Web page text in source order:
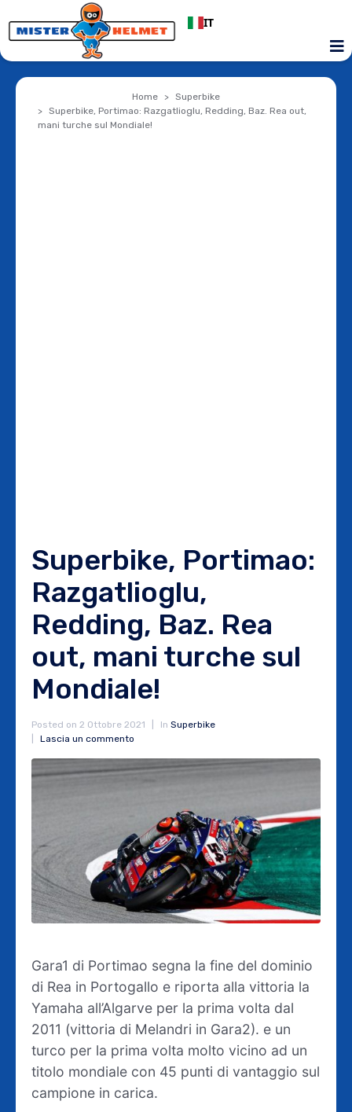
IT
Home
Superbike
Superbike, Portimao: Razgatlioglu, Redding, Baz. Rea out,
mani turche sul Mondiale!
Superbike, Portimao:
Razgatlioglu,
Redding, Baz. Rea
out, mani turche sul
Mondiale!
Posted on 2 Ottobre 2021 In Superbike
Lascia un commento
Gara1 di Portimao segna la fine del dominio
di Rea in Portogallo e riporta alla vittoria la
Yamaha all’Algarve per la prima volta dal
2011 (vittoria di Melandri in Gara2). e un
turco per la prima volta molto vicino ad un
titolo mondiale con 45 punti di vantaggio sul
campione in carica.